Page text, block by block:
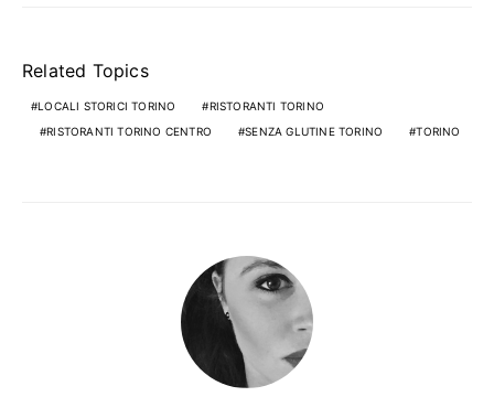
Related Topics
LOCALI STORICI TORINO
RISTORANTI TORINO
RISTORANTI TORINO CENTRO
SENZA GLUTINE TORINO TORINO